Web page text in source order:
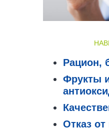
Рацион,
Фрукты
Отказ